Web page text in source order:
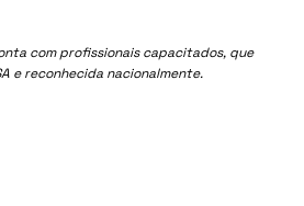
com profissionais capacitados, que
e reconhecida nacionalmente.